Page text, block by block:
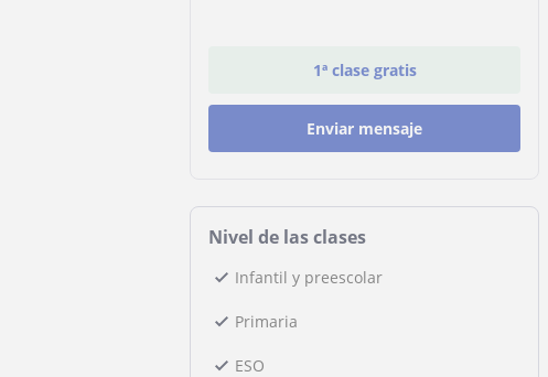
1ª clase gratis
Enviar mensaje
Nivel de las clases
Infantil y preescolar
Primaria
ESO